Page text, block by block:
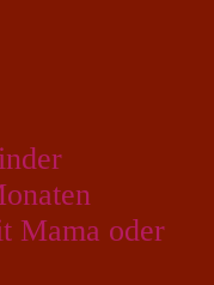
Mama oder